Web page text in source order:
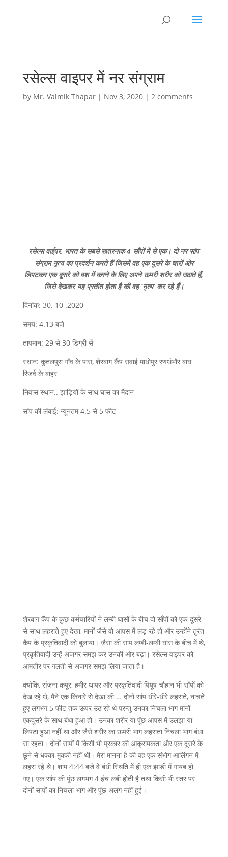
रसेल्स वाइपर में नर संग्राम
by Mr. Valmik Thapar| Nov 3, 2020| 2 comments
रसेल्स वाईपर, भारत के सबसे खतरनाक 4 साँपों में से एक। दो नर सांप
संग्राम नृत्य का प्रदर्शन करते हैं जिसमें वह एक दूसरे के चारों ओर
लिपटकर एक दूसरे को वश में करने के लिए अपने ऊपरी शरीर को उठाते हैं,
जिसे देखकर यह प्रतीत होता है की वह ‘नृत्य’ कर रहे हैं।
दिनांक: 30. 10 .2020
समय: 4.13 बजे
तापमान: 29 से 30 डिग्री सें
स्थान: कुतलपुरा गाँव के पास, शेरबाग कैंप सवाई माधोपुर रणथंभौर बाघ
रिजर्व के बाहर
निवास स्थान.. झाड़ियों के साथ घास का मैदान
सांप की लंबाई: न्यूनतम 4.5 से 5 फीट
शेरबाग कैंप के कुछ कर्मचारियों ने लम्बी घासों के बीच दो साँपों को एक-दूसरे
से साथ लहराते हुए देखा, मानों जैसे वो आपस में लड़ रहे हो और उन्होंने तुरंत
कैंप के प्रकृतिवादी को बुलाया। जैसा की सांप लम्बी-लम्बी घास के बीच में थे,
प्रकृतिवादी उन्हें अजगर समझ कर उनकी ओर बढ़ा। रसेल्स वाइपर को
आमतौर पर गलती से अजगर समझ लिया जाता है।
क्योंकि, संजना कपूर, हमीर थापर और प्रकृतिवादी पियूष चौहान भी साँपों को
देख रहे थे, मैंने एक किनारे से देखा की … दोनों सांप धीरे-धीरे लहराते, नाचते
हुए लगभग 5 फीट तक ऊपर उठ रहे थे परन्तु उनका निचला भाग मानों
एकदूसरे के साथ बंधा हुआ हो। उनका शरीर या पूँछ आपस में उलझा या
लिपटा हुआ नहीं था और जैसे शरीर का ऊपरी भाग लहराता निचला भाग बंधा
सा रहता। दोनों सापों में किसी भी प्रकार की आक्रामकता और एक दूसरे के
छूने से धक्का-मुक्की नहीं थी। मेरा मानना है की वह एक संभोग आलिंगन में
लहरा रहे थे। शाम 4:44 बजे वे बंधी स्थिति में ही एक झाड़ी में गायब हो
गए। एक सांप की पूंछ लगभग 4 इंच लंबी होती है तथा किसी भी स्तर पर
दोनों सापों का निचला भाग और पूंछ अलग नहीं हुई।